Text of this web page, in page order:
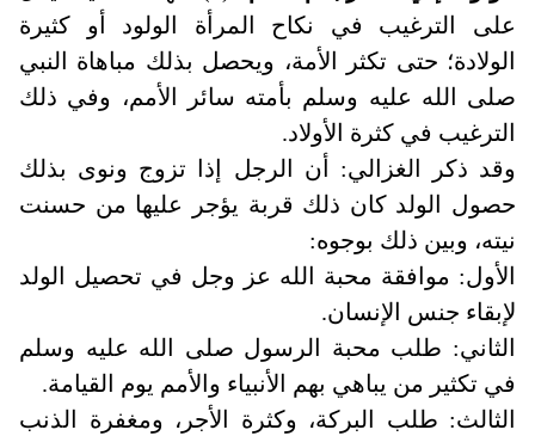
على الترغيب في نكاح المرأة الولود أو كثيرة
الولادة؛ حتى تكثر الأمة، ويحصل بذلك مباهاة النبي
صلى الله عليه وسلم بأمته سائر الأمم، وفي ذلك
الترغيب في كثرة الأولاد.
وقد ذكر الغزالي: أن الرجل إذا تزوج ونوى بذلك
حصول الولد كان ذلك قربة يؤجر عليها من حسنت
نيته، وبين ذلك بوجوه:
الأول: موافقة محبة الله عز وجل في تحصيل الولد
لإبقاء جنس الإنسان.
الثاني: طلب محبة الرسول صلى الله عليه وسلم
في تكثير من يباهي بهم الأنبياء والأمم يوم القيامة.
الثالث: طلب البركة، وكثرة الأجر، ومغفرة الذنب